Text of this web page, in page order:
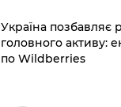
​Україна позбавляє
головного активу:
по Wildberries